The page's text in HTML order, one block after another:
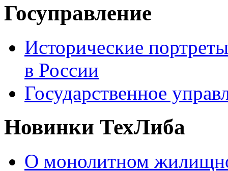
Госуправление
Исторические
в России
Государственное
Новинки ТехЛиба
О монолитном